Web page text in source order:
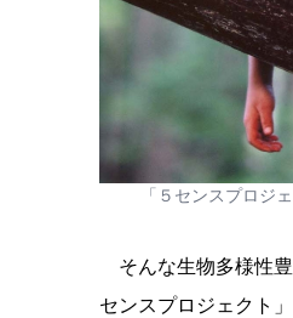
「５センスプロジ
そんな生物多様性
センスプロジェクト